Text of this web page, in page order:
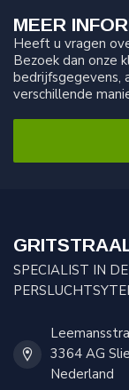
MEER
Heeft u vragen
Bezoek dan onze
bedrijfsgegevens,
verschillende
SPECIALIST IN
3364 AG
Nederland